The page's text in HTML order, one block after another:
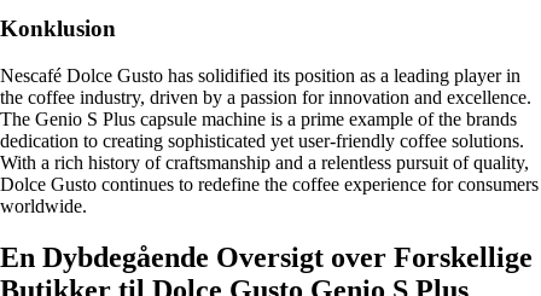
Konklusion
Nescafé Dolce Gusto has solidified its position as a leading player in
the coffee industry, driven by a passion for innovation and excellence.
The Genio S Plus capsule machine is a prime example of the brands
dedication to creating sophisticated yet user-friendly coffee solutions.
With a rich history of craftsmanship and a relentless pursuit of quality,
Dolce Gusto continues to redefine the coffee experience for consumers
worldwide.
En Dybdegående Oversigt over Forskellige